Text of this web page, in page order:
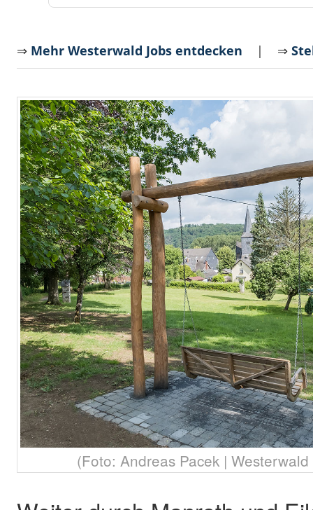
⇒ Mehr Westerwald Jobs entdecken | ⇒
(Foto: Andreas Pacek |